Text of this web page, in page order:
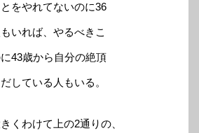
をやれてないのに36
いれば、やるべきこ
43歳から自分の絶頂
している人もいる。
くわけて上の2通りの、